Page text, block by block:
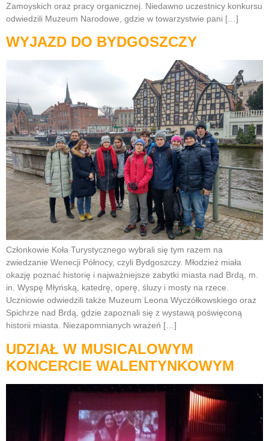
Zamoyskich oraz pracy organicznej. Niedawno uczestnicy konkursu
odwiedzili Muzeum Narodowe, gdzie w towarzystwie pani […]
WYJAZD DO BYDGOSZCZY
Członkowie Koła Turystycznego wybrali się tym razem na
zwiedzanie Wenecji Północy, czyli Bydgoszczy. Młodzież miała
okazję poznać historię i najważniejsze zabytki miasta nad Brdą, m.
in. Wyspę Młyńską, katedrę, operę, śluzy i mosty na rzece.
Uczniowie odwiedzili także Muzeum Leona Wyczółkowskiego oraz
Spichrze nad Brdą, gdzie zapoznali się z wystawą poświęconą
historii miasta. Niezapomnianych wrażeń […]
UDZIAŁ W MUSICALOWYM
KONCERCIE WALENTYNKOWYM